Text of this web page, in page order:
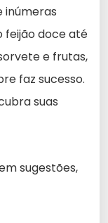
inúmeras
feijão doce até
e frutas,
faz sucesso.
suas
sugestões,